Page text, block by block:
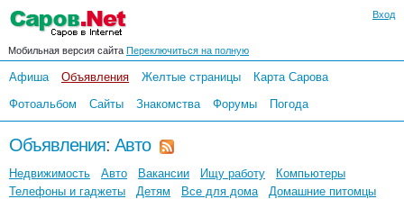
Вход
Мобильная версия сайта Переключиться на полную
Афиша Объявления Желтые страницы
Карта Сарова
Фотоальбом
Сайты Знакомства Форумы Погода
Объявления: Авто
Недвижимость Авто Вакансии Ищу работу
Компьютеры
Телефоны и гаджеты
Детям Все для дома
Домашние питомцы